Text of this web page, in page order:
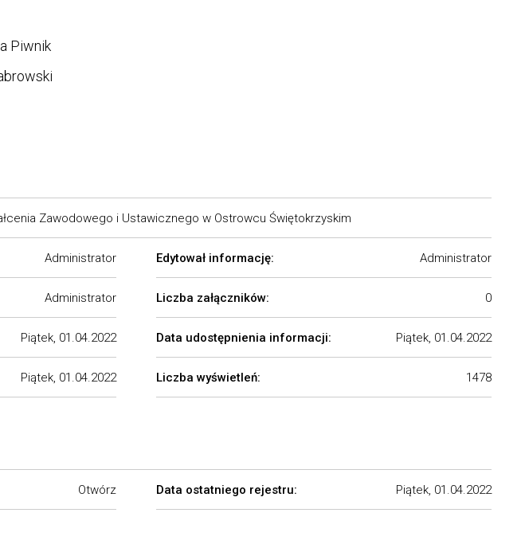
Piwnik
Zawodowego i Ustawicznego w Ostrowcu Świętokrzyskim
Administrator Edytował informację: Administrator
Administrator Liczba załączników: 0
Piątek, 01.04.2022 Data udostępnienia informacji: Piątek, 01.04.2022
Piątek, 01.04.2022 Liczba wyświetleń: 1478
Otwórz Data ostatniego rejestru: Piątek, 01.04.2022